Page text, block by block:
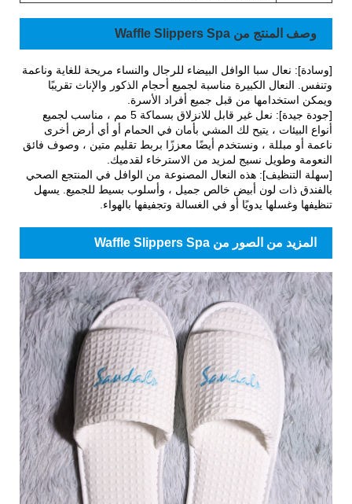
وصف المنتج من Waffle Slippers Spa
[وسادة]: نعال سبا الوافل البيضاء للرجال والنساء مريحة للغاية وناعمة
وتنفس. النعال الكبيرة مناسبة لجميع أحجام الذكور والإناث تقريبًا
ويمكن استخدامها من قبل جميع أفراد الأسرة.
[جودة جيدة]: نعل غير قابل للانزلاق بسماكة 5 مم ، مناسب لجميع
أنواع البيئات ، يتيح لك المشي بأمان في الحمام أو أي أرض أخرى
ناعمة أو مبللة ، ونستخدم أيضًا معززًا بربط تقليم متين ، وصوف فائق
النعومة وطويل نسيج لمزيد من الاسترخاء لقدميك.
[سهلة التنظيف]: هذه النعال المصنوعة من الوافل في المنتجع الصحي
بالفندق ذات لون أبيض خالص جميل ، وأسلوب بسيط للجميع. يسهل
تنظيفها وغسلها يدويًا أو في الغسالة وتجفيفها بالهواء.
المزيد من الصور من Waffle Slippers Spa